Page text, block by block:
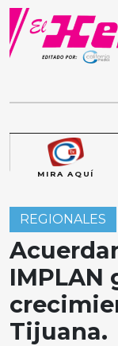
Skip
content
MIRA AQUÍ
REGIONALES
IMPLAN
Tijuana.